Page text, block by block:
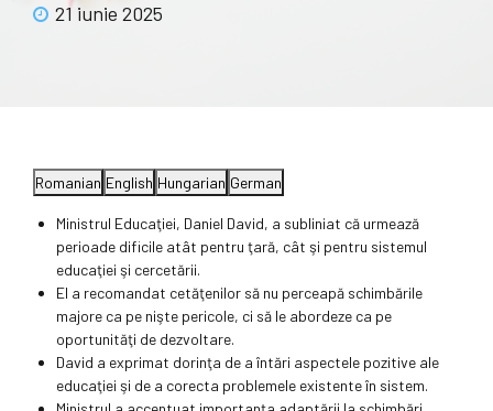
21 iunie 2025
Romanian English Hungarian German
Ministrul Educaţiei, Daniel David, a subliniat că urmează
perioade dificile atât pentru ţară, cât şi pentru sistemul
educaţiei şi cercetării.
El a recomandat cetăţenilor să nu perceapă schimbările
majore ca pe nişte pericole, ci să le abordeze ca pe
oportunităţi de dezvoltare.
David a exprimat dorinţa de a întări aspectele pozitive ale
educaţiei şi de a corecta problemele existente în sistem.